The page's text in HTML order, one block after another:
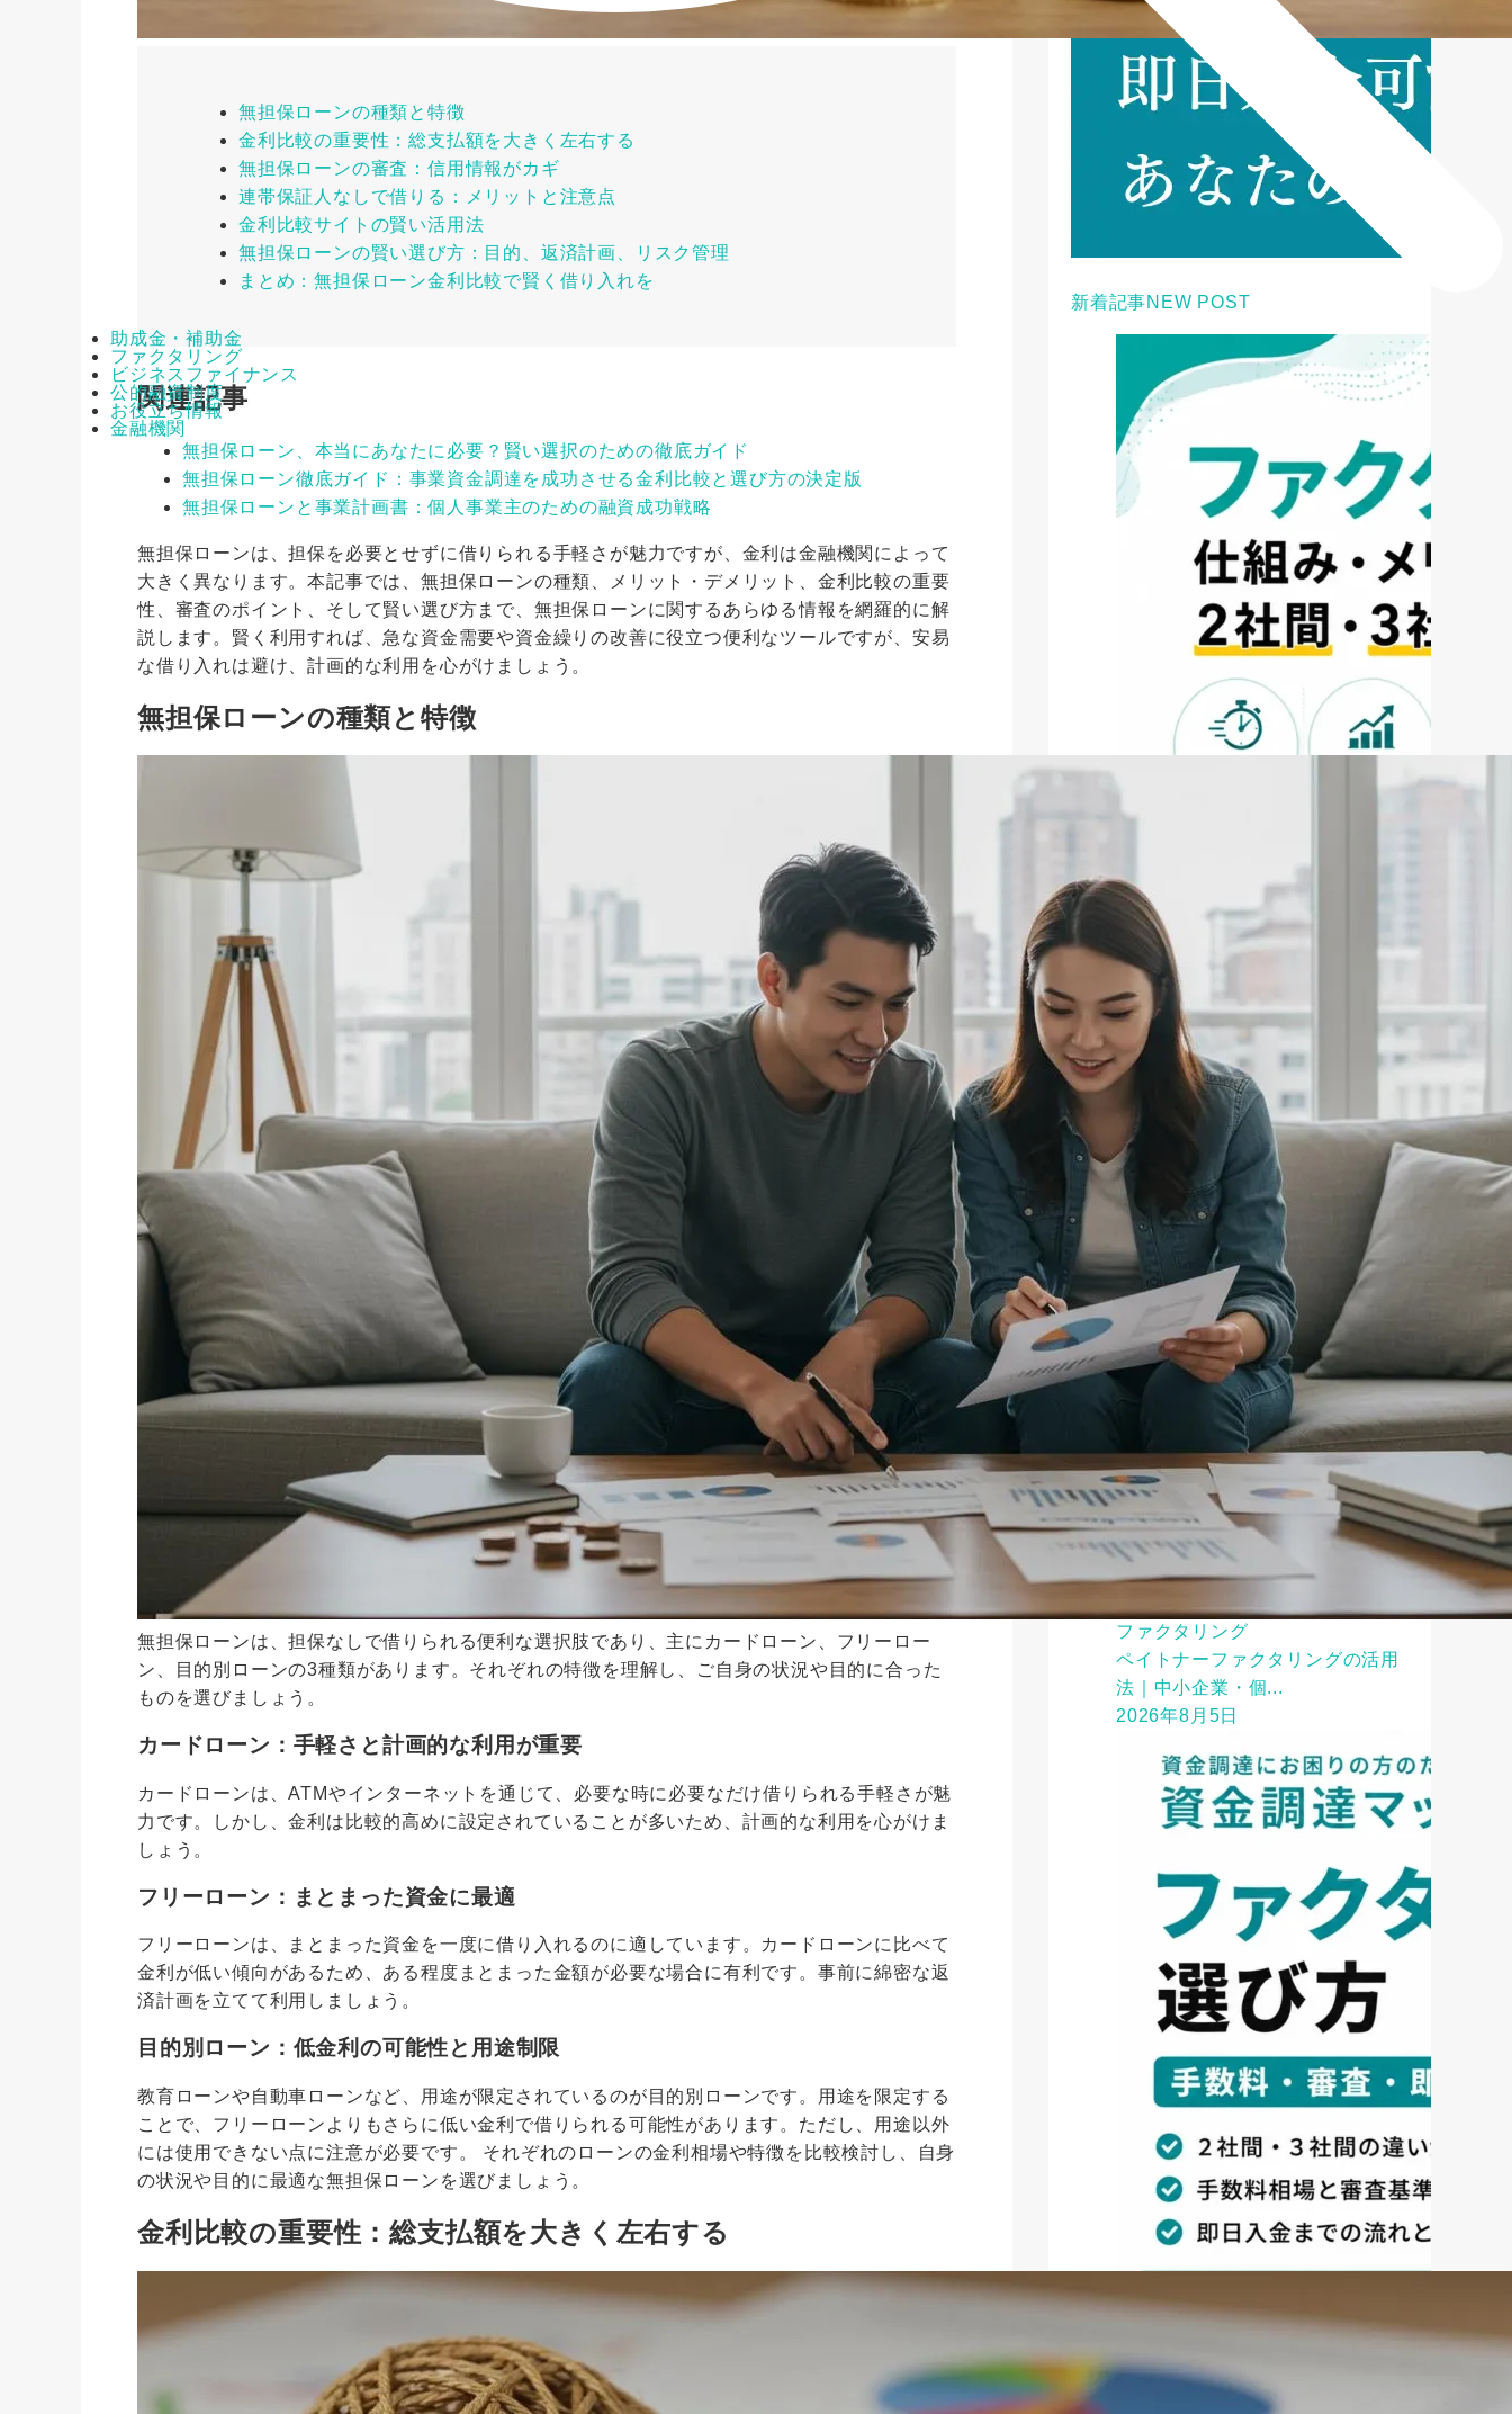
助成金・補助金
ファクタリング
ビジネスファイナンス
公的融資制度
お役立ち情報
金融機関
無担保ローンの種類と特徴
金利比較の重要性：総支払額を大きく左右する
無担保ローンの審査：信用情報がカギ
連帯保証人なしで借りる：メリットと注意点
金利比較サイトの賢い活用法
無担保ローンの賢い選び方：目的、返済計画、リスク管理
まとめ：無担保ローン金利比較で賢く借り入れを
関連記事
無担保ローン、本当にあなたに必要？賢い選択のための徹底ガイド
無担保ローン徹底ガイド：事業資金調達を成功させる金利比較と選び方の決定版
無担保ローンと事業計画書：個人事業主のための融資成功戦略
無担保ローンは、担保を必要とせずに借りられる手軽さが魅力ですが、金利は金融機関によって
大きく異なります。本記事では、無担保ローンの種類、メリット・デメリット、金利比較の重要
性、審査のポイント、そして賢い選び方まで、無担保ローンに関するあらゆる情報を網羅的に解
説します。賢く利用すれば、急な資金需要や資金繰りの改善に役立つ便利なツールですが、安易
な借り入れは避け、計画的な利用を心がけましょう。
無担保ローンの種類と特徴
無担保ローンは、担保なしで借りられる便利な選択肢であり、主にカードローン、フリーロー
ン、目的別ローンの3種類があります。それぞれの特徴を理解し、ご自身の状況や目的に合った
ものを選びましょう。
カードローン：手軽さと計画的な利用が重要
カードローンは、ATMやインターネットを通じて、必要な時に必要なだけ借りられる手軽さが魅
力です。しかし、金利は比較的高めに設定されていることが多いため、計画的な利用を心がけま
しょう。
フリーローン：まとまった資金に最適
フリーローンは、まとまった資金を一度に借り入れるのに適しています。カードローンに比べて
金利が低い傾向があるため、ある程度まとまった金額が必要な場合に有利です。事前に綿密な返
済計画を立てて利用しましょう。
目的別ローン：低金利の可能性と用途制限
教育ローンや自動車ローンなど、用途が限定されているのが目的別ローンです。用途を限定する
ことで、フリーローンよりもさらに低い金利で借りられる可能性があります。ただし、用途以外
には使用できない点に注意が必要です。 それぞれのローンの金利相場や特徴を比較検討し、自身
の状況や目的に最適な無担保ローンを選びましょう。
金利比較の重要性：総支払額を大きく左右する
新着記事NEW POST
ファクタリング
ファクタリングとは？仕組み・メ
リット・注意点と...
2026年8月6日
ファクタリング
ペイトナーファクタリングの活用
法｜中小企業・個...
2026年8月5日
ファクタリング